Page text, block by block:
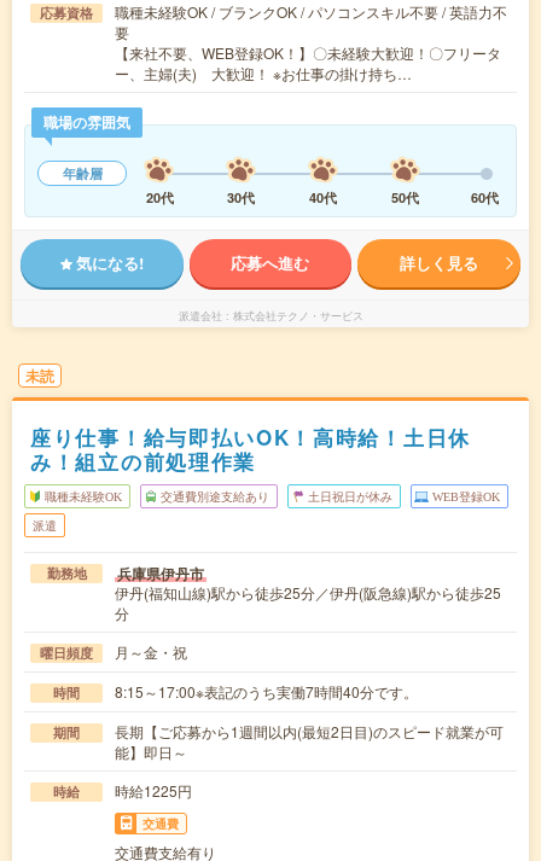
応募資格
職種未経験OK / ブランクOK / パソコンスキル不要 / 英語力不
要
【来社不要、WEB登録OK！】〇未経験大歓迎！〇フリータ
ー、主婦(夫) 大歓迎！ ※お仕事の掛け持ち…
職場の雰囲気
年齢層
20代
30代 40代 50代 60代
気になる! 応募へ進む 詳しく見る
派遣会社 株式会社テクノ・サービス
未読
座り仕事！給与即払いOK！高時給！土日休
み！組立の前処理作業
職種未経験OK 交通費別途支給あり 土日祝日が休み WEB登録OK
派遣
勤務地 兵庫県伊丹市
伊丹(福知山線)駅から徒歩25分／伊丹(阪急線)駅から徒歩25
分
曜日頻度 月～金・祝
時間 8:15～17:00※表記のうち実働7時間40分です。
期間
長期【ご応募から1週間以内(最短2日目)のスピード就業が可
能】即日～
時給 時給1225円
交通費
交通費支給有り